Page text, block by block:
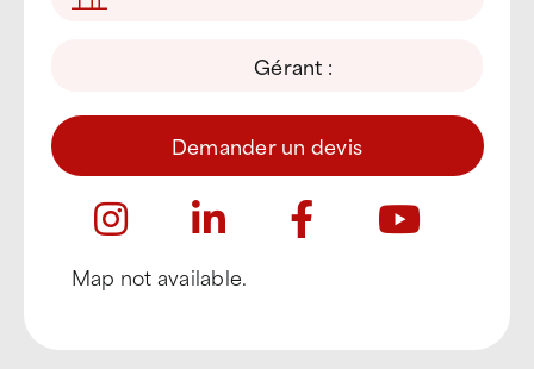
Gérant :
Demander un devis
Map not available.